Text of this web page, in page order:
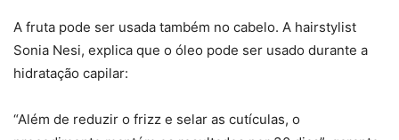
A fruta pode ser usada também no cabelo. A hairstylist
Sonia Nesi, explica que o óleo pode ser usado durante a
hidratação capilar:
“Além de reduzir o frizz e selar as cutículas, o